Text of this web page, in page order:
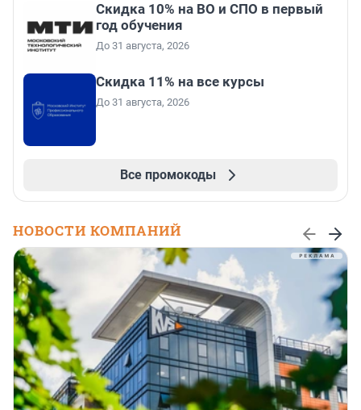
Скидка 10% на ВО и СПО в первый
год обучения
До 31 августа, 2026
Скидка 11% на все курсы
До 31 августа, 2026
Все промокоды
НОВОСТИ КОМПАНИЙ